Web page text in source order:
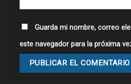
Guarda mi nombre, correo
este navegador para la próxima